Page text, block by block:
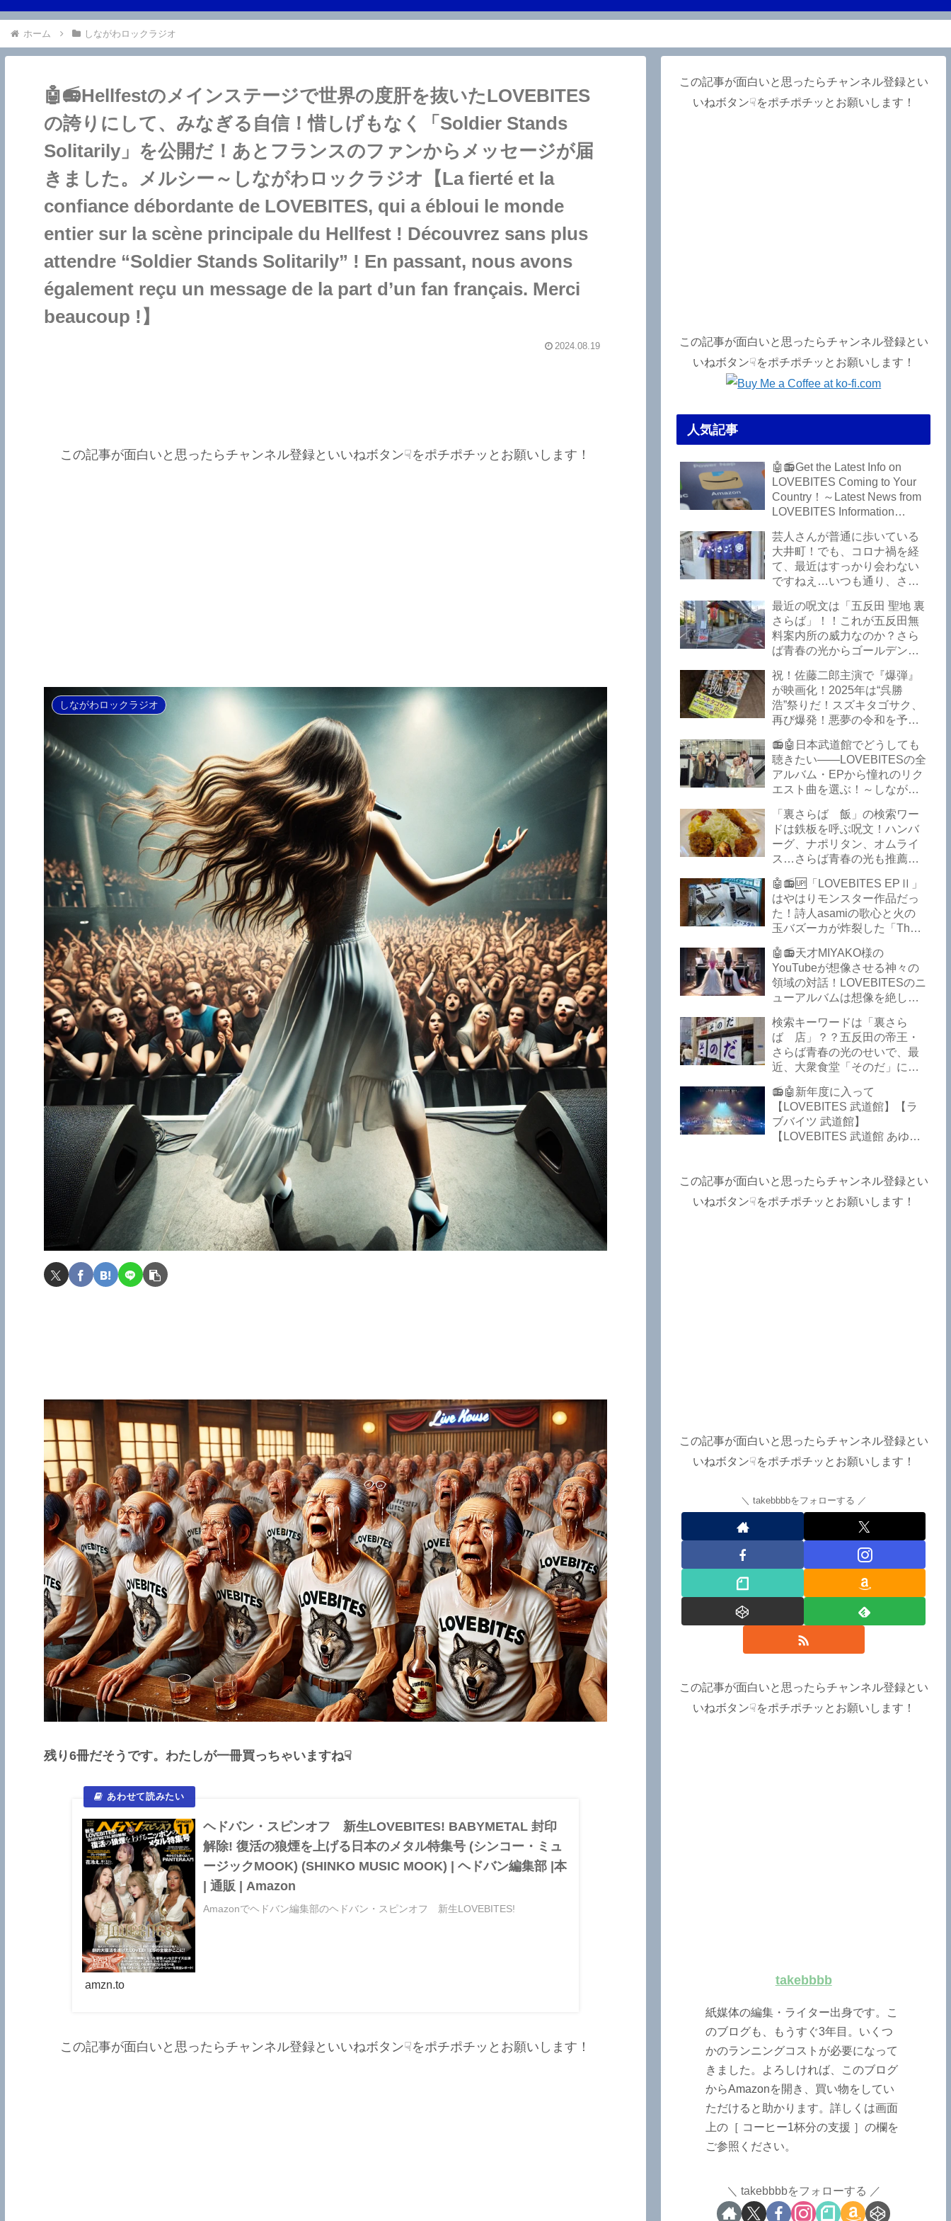
ホーム しながわロックラジオ
🤖📻Hellfestのメインステージで世界の度肝を抜いたLOVEBITES
の誇りにして、みなぎる自信！惜しげもなく「Soldier Stands
Solitarily」を公開だ！あとフランスのファンからメッセージが届
きました。メルシー～しながわロックラジオ【La fierté et la
confiance débordante de LOVEBITES, qui a ébloui le monde
entier sur la scène principale du Hellfest ! Découvrez sans plus
attendre “Soldier Stands Solitarily” ! En passant, nous avons
également reçu un message de la part d’un fan français. Merci
beaucoup !】
2024.08.19
この記事が面白いと思ったらチャンネル登録といいねボタン☟をポチポチッとお願いします！
しながわロックラジオ
残り6冊だそうです。わたしが一冊買っちゃいますね☟
ヘドバン・スピンオフ 新生LOVEBITES! BABYMETAL 封印
解除! 復活の狼煙を上げる日本のメタル特集号 (シンコー・ミュ
ージックMOOK) (SHINKO MUSIC MOOK) | ヘドバン編集部 |本
| 通販 | Amazon
Amazonでヘドバン編集部のヘドバン・スピンオフ 新生LOVEBITES!
amzn.to
この記事が面白いと思ったらチャンネル登録といいねボタン☟をポチポチッとお願いします！
この記事が面白いと思ったらチャンネル登録とい
いねボタン☟をポチポチッとお願いします！
この記事が面白いと思ったらチャンネル登録とい
いねボタン☟をポチポチッとお願いします！
人気記事
🤖📻Get the Latest Info on
LOVEBITES Coming to Your
Country！～Latest News from
LOVEBITES Information
芸人さんが普通に歩いている
大井町！でも、コロナ禍を経
て、最近はすっかり会わない
ですねえ…いつも通り、さぼ
から飲んできました。私以外
にもLOVEBITESファンが数名
いるようですよ笑
最近の呪文は「五反田 聖地 裏
さらば」！！これが五反田無
料案内所の威力なのか？さら
ば青春の光からゴールデンウ
いた！激安の肉の刺し盛りが
美味い！酒もぶっちぎりで安
い！本格焼鳥 五反田「富士
屋」がオープンから３カ月で
ごった返しているぞ！【さら
ば青春の光 五反田 グルメ】
祝！佐藤二郎主演で『爆弾』
が映画化！2025年は“呉勝
浩”祭りだ！スズキタゴサク、
再び爆発！悪夢の令和を予言
２』が不気味な存在感で他を
圧倒した！異形の家族小説
『Q』も文句なしだぞ！～
2025年版「このミステリーが
すごい！」
📻🤖日本武道館でどうしても
聴きたい――LOVEBITESの全
アルバム・EPから憧れのリク
エスト曲を選ぶ！～しながわ
武道館】【ラブバイツ 武道
館】【LOVEBITES 武道館 セ
トリ】【LOVEBITES リクエ
スト曲】【LOVEBITES
Inspire】【LOVEBITES Under
The Red Sky】【LOVEBITES
Epilogue】【LOVEBITES
Today Is The Day】
【LOVEBITES Dystopia
Symphony】【LOVEBITES
My Orion】【LOVEBITES
Lost In The Garden】
【LOVEBITES The Bell In
Of Control】【LOVEBITES
The Eve Of Change】
「裏さらば 飯」の検索ワー
ドは鉄板を呼ぶ呪文！ハンバ
ーグ、ナポリタン、オムライ
ス…さらば青春の光も推薦！
定のお子様ランチを食ってき
たよ！【さらば青春の光 五反
田 グルメ】
🤖📻🆙「LOVEBITES EPⅡ」
はやはりモンスター作品だっ
た！詩人asamiの歌心と火の
玉バズーカが炸裂した「The
のだぞ！～しながわロックラ
ジオ【追記あり】
🤖📻天才MIYAKO様の
YouTubeが想像させる神々の
領域の対話！LOVEBITESのニ
ューアルバムは想像を絶して
玉てやんでい、D-A-Dの新
曲、ブルース・ディッキンソ
ン情報などです～しながわロ
ックラジオ【追記複数あり】
検索キーワードは「裏さら
ば 店」？？五反田の帝王・
さらば青春の光のせいで、最
近、大衆食堂「そのだ」に入
よ…【さらば青春の光 五反田
グルメ】
📻🤖新年度に入って
【LOVEBITES 武道館】【ラ
ブバイツ 武道館】
【LOVEBITES 武道館 あゆ
2025 セトリ】【LOVEBITES
海外の反応】あたりがトレン
ドキーワードのようです。
この記事が面白いと思ったらチャンネル登録とい
いねボタン☟をポチポチッとお願いします！
この記事が面白いと思ったらチャンネル登録とい
いねボタン☟をポチポチッとお願いします！
takebbbbをフォローする
この記事が面白いと思ったらチャンネル登録とい
いねボタン☟をポチポチッとお願いします！
takebbbb
紙媒体の編集・ライター出身です。こ
のブログも、もうすぐ3年目。いくつ
かのランニングコストが必要になって
きました。よろしければ、このブログ
からAmazonを開き、買い物をしてい
ただけると助かります。詳しくは画面
上の［ コーヒー1杯分の支援 ］の欄を
ご参照ください。
takebbbbをフォローする